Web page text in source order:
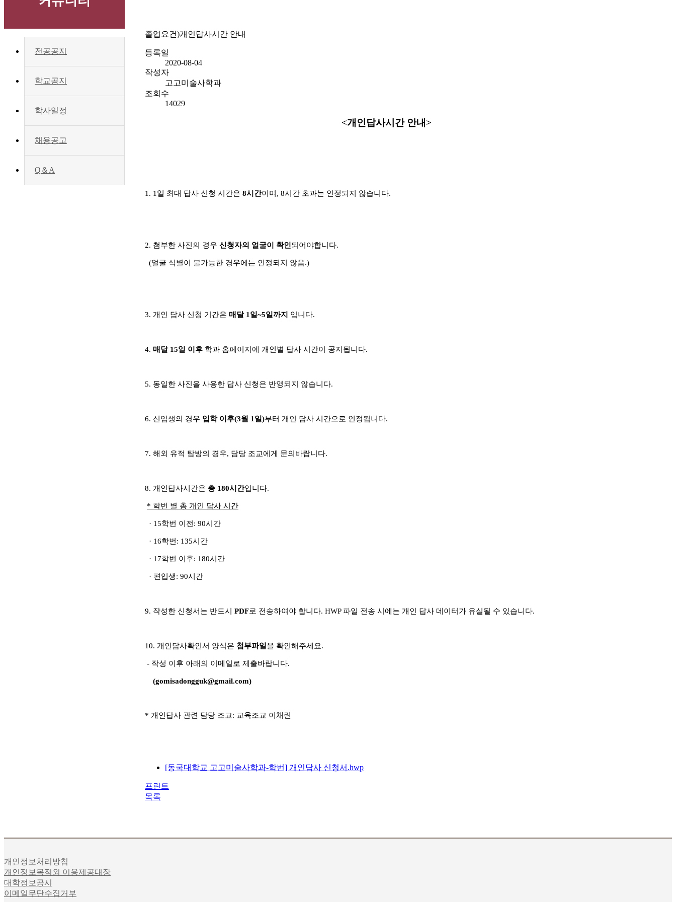
전공공지
학교공지
학사일정
채용공고
Q＆A
졸업요건)개인답사시간 안내
등록일
2020-08-04
작성자
고고미술사학과
조회수
14029
<개인답사시간 안내>
1. 1일 최대 답사 신청 시간은 8시간이며, 8시간 초과는 인정되지 않습니다.
2. 첨부한 사진의 경우 신청자의 얼굴이 확인되어야합니다.
(얼굴 식별이 불가능한 경우에는 인정되지 않음.)
3. 개인 답사 신청 기간은 매달 1일~5일까지 입니다.
4. 매달 15일 이후 학과 홈페이지에 개인별 답사 시간이 공지됩니다.
5. 동일한 사진을 사용한 답사 신청은 반영되지 않습니다.
6. 신입생의 경우 입학 이후(3월 1일)부터 개인 답사 시간으로 인정됩니다.
7. 해외 유적 탐방의 경우, 담당 조교에게 문의바랍니다.
8. 개인답사시간은 총 180시간입니다.
* 학번 별 총 개인 답사 시간
· 15학번 이전: 90시간
· 16학번: 135시간
· 17학번 이후: 180시간
· 편입생: 90시간
9. 작성한 신청서는 반드시 PDF로 전송하여야 합니다. HWP 파일 전송 시에는 개인 답사 데이터가 유실될 수 있습니다.
10. 개인답사확인서 양식은 첨부파일 을 확인해주세요.
- 작성 이후 아래의 이메일로 제출바랍니다.
(gomisadongguk@gmail.com)
* 개인답사 관련 담당 조교: 교육조교 이채린
[동국대학교 고고미술사학과-학번] 개인답사 신청서.hwp
프린트
목록
개인정보처리방침
개인정보목적외 이용제공대장
대학정보공시
이메일무단수집거부